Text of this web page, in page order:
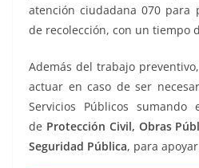
atención ciudadana 070 para
de recolección, con un tiempo
Además del trabajo
actuar en caso de ser
Servicios Públicos sumando
de Protección Civil, Obras
Seguridad Pública, para